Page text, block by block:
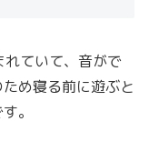
ていて、音がで
め寝る前に遊ぶと
。